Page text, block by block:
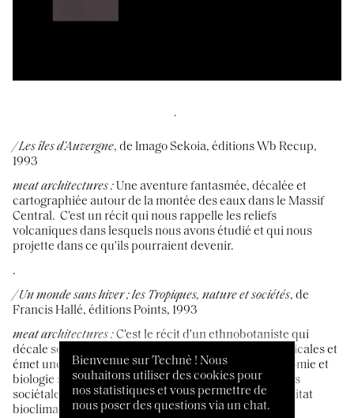
.
/Les îles d’Auvergne, de Imago Sekoia, éditions Wb Recup,
1993
meat architectures: Une aventure fantasmée, décalée et
cartographiée autour de la montée des eaux dans le Massif
Central. C'est un récit qui nous rappelle les reliefs
volcaniques dans lesquels nous avons étudié et qui nous
projette dans ce qu'ils pourraient devenir.
.
/Un monde sans hiver ;les Tropiques, nature et sociétés, de
Francis Hallé, éditions Points, 1993
meat architectures:C'est le récit d'un ethnobotaniste qui
décale son regard autour et au-dessus des forêts tropicales et
émet une étonnante hypothèse reliant climat, astronomie et
biologie sur les spécificités tropicales et ses évolutions
sociétales. Développant un projet expérimental d’habitat
bioclimatique et résilient en Martinique, ce livre nous
Bienvenue sur Technè ! Nous
souhaitons utiliser des cookies pour
nos statistiques et vous permettre de
nous poser des questions via un chat.